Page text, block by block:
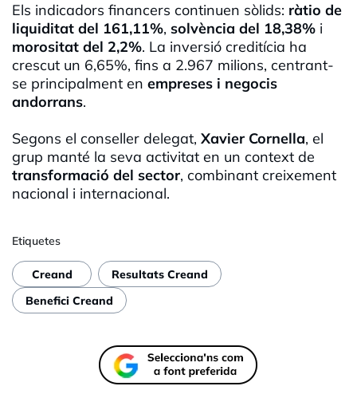
Els indicadors financers continuen sòlids: ràtio de
liquiditat del 161,11%, solvència del 18,38% i
morositat del 2,2%. La inversió creditícia ha
crescut un 6,65%, fins a 2.967 milions, centrant-
se principalment en empreses i negocis
andorrans.
Segons el conseller delegat, Xavier Cornella, el
grup manté la seva activitat en un context de
transformació del sector, combinant creixement
nacional i internacional.
Etiquetes
Creand
Resultats Creand
Benefici Creand